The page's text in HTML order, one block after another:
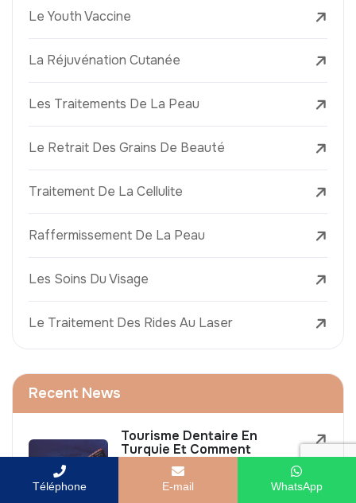
Le Youth Vaccine
La Réjuvénation Cutanée
Les Traitements De La Peau
Le Retrait Des Grains De Beauté
Traitement De La Cellulite
Raffermissement De La Peau
Les Soins Du Visage
Le Traitement Des Rides Au Laser
Recent News
Tourisme Dentaire En
Turquie Et Comment
Planifier Votre Traitement
En 2026
Téléphone E-mail WhatsApp